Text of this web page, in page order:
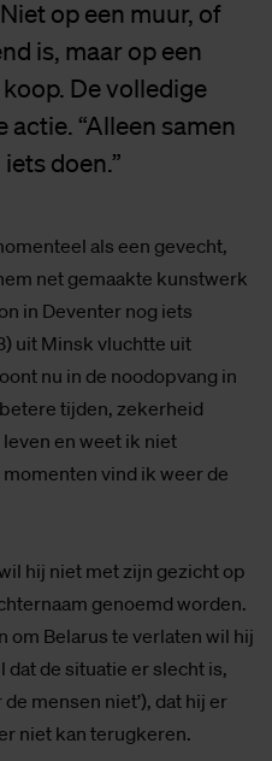
op een muur, of
is, maar op een
De volledige
“Alleen samen
doen.”
als een gevecht,
net gemaakte kunstwerk
in Deventer nog iets
uit Minsk vluchtte uit
nu in de noodopvang in
tijden, zekerheid
en weet ik niet
vind ik weer de
hij niet met zijn gezicht op
genoemd worden.
om Belarus te verlaten wil hij
de situatie er slecht is,
mensen niet’), dat hij er
niet kan terugkeren.